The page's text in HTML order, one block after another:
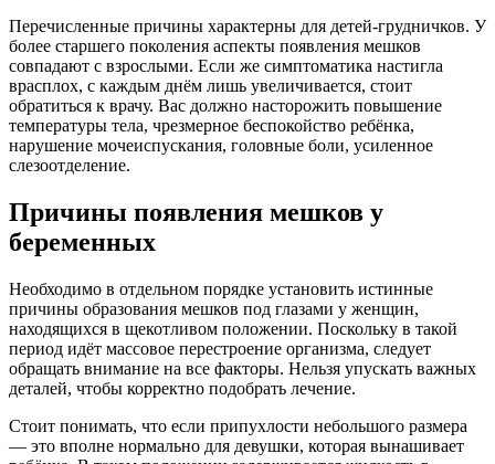
Перечисленные причины характерны для детей-грудничков. У
более старшего поколения аспекты появления мешков
совпадают с взрослыми. Если же симптоматика настигла
врасплох, с каждым днём лишь увеличивается, стоит
обратиться к врачу. Вас должно насторожить повышение
температуры тела, чрезмерное беспокойство ребёнка,
нарушение мочеиспускания, головные боли, усиленное
слезоотделение.
Причины появления мешков у
беременных
Необходимо в отдельном порядке установить истинные
причины образования мешков под глазами у женщин,
находящихся в щекотливом положении. Поскольку в такой
период идёт массовое перестроение организма, следует
обращать внимание на все факторы. Нельзя упускать важных
деталей, чтобы корректно подобрать лечение.
Стоит понимать, что если припухлости небольшого размера
— это вполне нормально для девушки, которая вынашивает